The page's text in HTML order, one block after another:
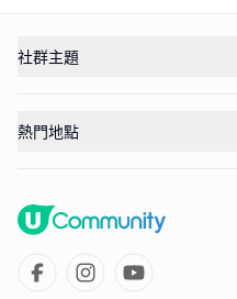
社群主題
熱門地點